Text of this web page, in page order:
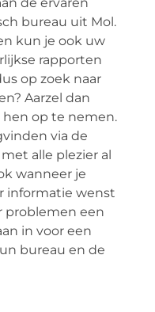
bureau uit Mol.
kun je ook uw
rapporten
op zoek naar
Aarzel dan
op te nemen.
via de
alle plezier al
wanneer je
informatie wenst
problemen een
in voor een
bureau en de